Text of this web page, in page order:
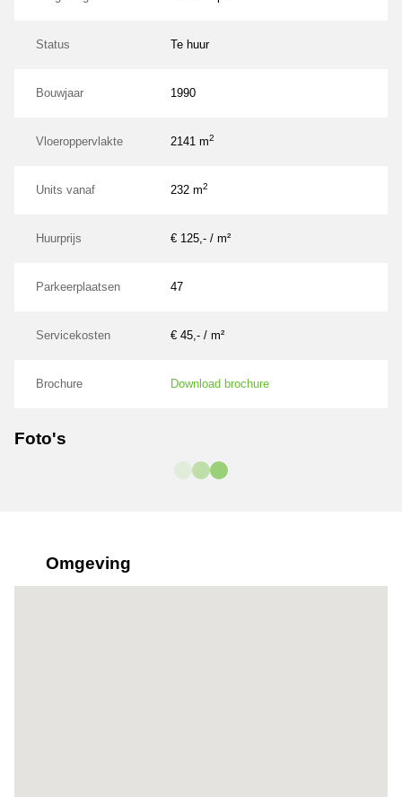
Status Te huur
Bouwjaar 1990
Vloeroppervlakte 2141 m2
Units vanaf 232 m2
Huurprijs € 125,- / m²
Parkeerplaatsen 47
Servicekosten € 45,- / m²
Brochure Download brochure
Foto's
Omgeving